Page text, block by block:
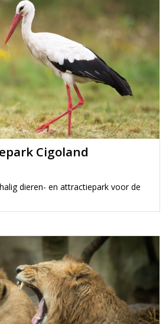
Cigoland
dieren- en attractiepark voor de